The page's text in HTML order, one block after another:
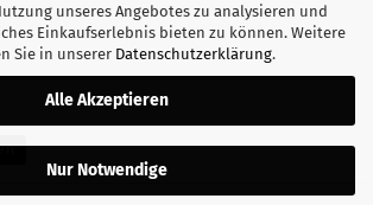
unseres Angebotes zu analysieren und
Einkaufserlebnis bieten zu können. Weitere
Sie in unserer Datenschutzerklärung.
Alle Akzeptieren
Nur Notwendige